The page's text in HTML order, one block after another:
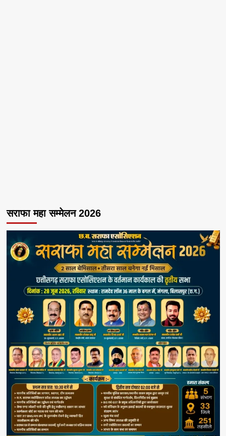
सराफा महा सम्मेलन 2026